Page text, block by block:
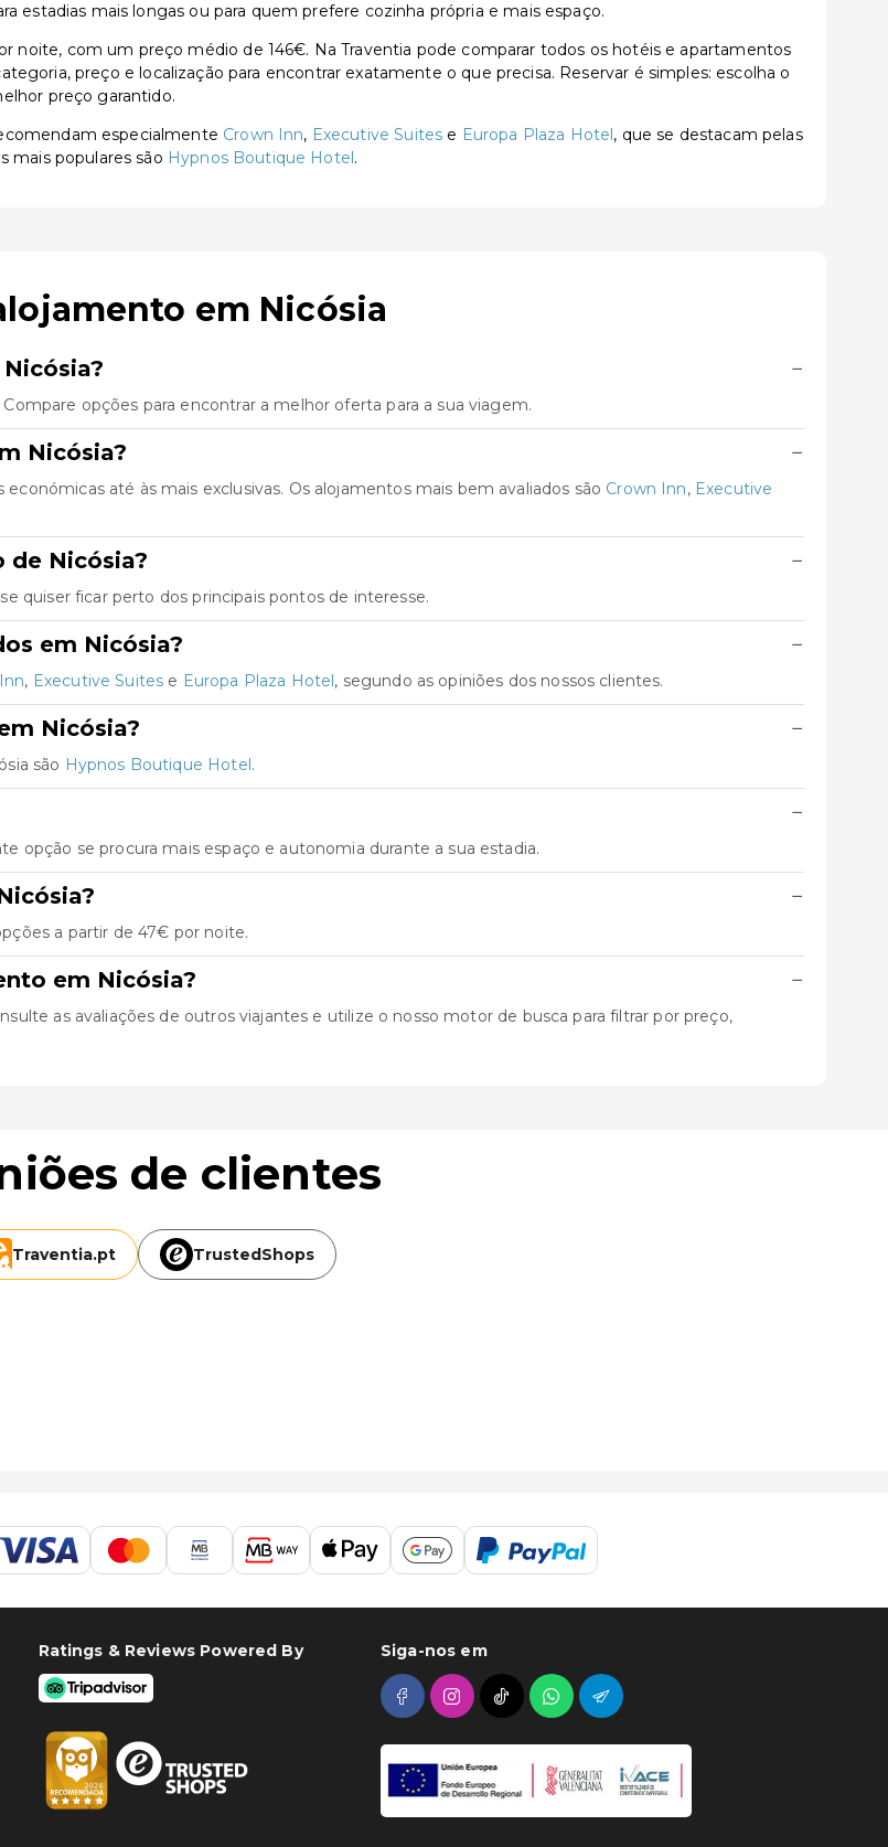
estadias mais longas ou para quem prefere cozinha própria e mais espaço.
noite, com um preço médio de 146€. Na Traventia pode comparar todos os hotéis e apartamentos
preço e localização para encontrar exatamente o que precisa. Reservar é simples: escolha o
preço garantido.
especialmente Crown Inn, Executive Suites e Europa Plaza Hotel, que se destacam pelas
mais populares são Hypnos Boutique Hotel.
em Nicósia
−
opções para encontrar a melhor oferta para a sua viagem.
Nicósia? −
até às mais exclusivas. Os alojamentos mais bem avaliados são Crown Inn, Executive
Nicósia? −
quiser ficar perto dos principais pontos de interesse.
em Nicósia? −
, Executive Suites e Europa Plaza Hotel, segundo as opiniões dos nossos clientes.
Nicósia? −
são Hypnos Boutique Hotel.
−
opção se procura mais espaço e autonomia durante a sua estadia.
−
a partir de 47€ por noite.
em Nicósia? −
as avaliações de outros viajantes e utilize o nosso motor de busca para filtrar por preço,
de clientes
Traventia.pt TrustedShops
Ratings & Reviews Powered By Siga-nos em